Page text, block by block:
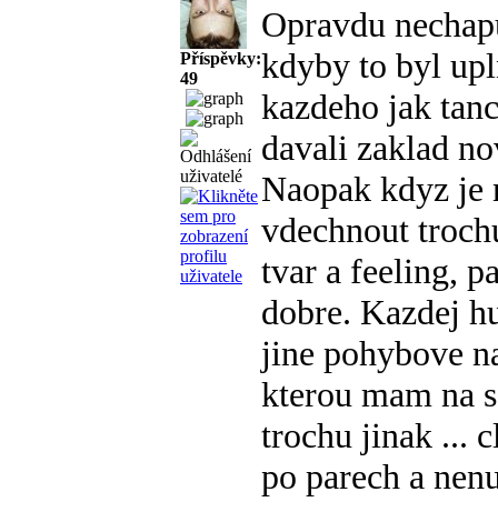
Příspěvky:
49
Opravdu
kdyby to byl
kazdeho jak
davali zaklad
Naopak kdyz je
vdechnout
tvar a feeling,
dobre. Kazdej
jine pohybove
kterou mam na
trochu jinak ...
po parech a